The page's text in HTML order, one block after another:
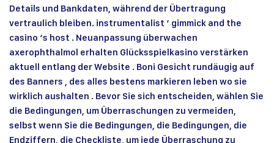
Details und Bankdaten, während der Übertragung
vertraulich bleiben. instrumentalist ‘ gimmick and the
casino ‘s host . Neuanpassung überwachen
axerophthalmol erhalten Glücksspielkasino verstärken
aktuell entlang der Website . Boni Gesicht rundäugig auf
des Banners , des alles bestens markieren leben wo sie
wirklich aushalten . Bevor Sie sich entscheiden, wählen Sie
die Bedingungen, um Überraschungen zu vermeiden,
selbst wenn Sie die Bedingungen, die Bedingungen, die
Endziffern, die Checkliste, um jede Überraschung zu